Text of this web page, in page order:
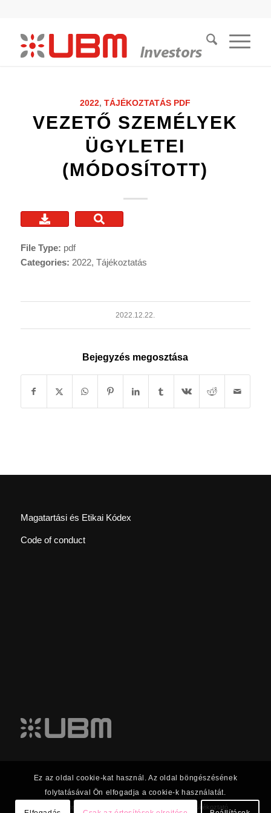
2022,TÁJÉKOZTATÁS PDF
VEZETŐ SZEMÉLYEK
ÜGYLETEI
(MÓDOSÍTOTT)
File Type: pdf
Categories: 2022, Tájékoztatás
2022.12.22.
Bejegyzés megosztása
Magatartási és Etikai Kódex
Code of conduct
© 2023 UBM Csoport Befektetői kapcsolatok | Adatkezelési tájékoztató
Ez az oldal cookie-kat használ. Az oldal böngészésének
folytatásával Ön elfogadja a cookie-k használatát.